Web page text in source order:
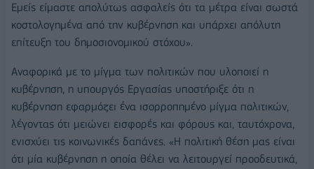
Εμείς είμαστε απολύτως ασφαλείς ότι τα μέτρα είναι σωστά
κοστολογημένα από την κυβέρνηση και υπάρχει απόλυτη
επίτευξη του δημοσιονομικού στόχου».
Αναφορικά με το μίγμα των πολιτικών που υλοποιεί η
κυβέρνηση, η υπουργός Εργασίας υποστήριξε ότι η
κυβέρνηση εφαρμόζει ένα ισορροπημένο μίγμα πολιτικών,
λέγοντας ότι μειώνει εισφορές και φόρους και, ταυτόχρονα,
ενισχύει τις κοινωνικές δαπάνες. «Η πολιτική θέση μας είναι
ότι μία κυβέρνηση η οποία θέλει να λειτουργεί προοδευτικά,